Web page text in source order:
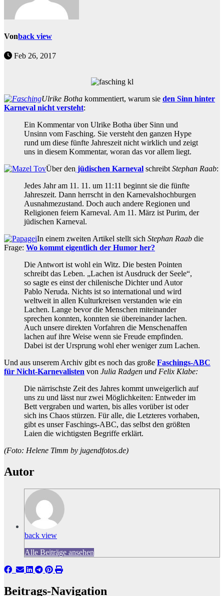
Vonback view
Feb 26, 2017
Ulrike Botha kommentiert, warum sie den Sinn hinter
Karneval nicht versteht:
Ein Kommentar von Ulrike Botha über Sinn und
Unsinn vom Fasching. Sie versteht den ganzen Hype
rund um diese fünfte Jahreszeit nicht wirklich und zeigt
uns in diesem Kommentar, woran das vor allem liegt.
Über den jüdischen Karneval schreibtStephan Raab:
Jedes Jahr am 11. 11. um 11:11 beginnt sie die fünfte
Jahreszeit. Dann herrscht in den Karnevalshochburgen
Ausnahmezustand. Doch auch andere Regionen und
Religionen feiern Karneval. Am 11. März ist Purim, der
jüdischen Karneval.
In einem zweiten Artikel stellt sich Stephan Raab die
Frage: Wo kommt eigentlich der Humor her?
Die Antwort ist wohl ein Witz. Die besten Pointen
schreibt das Leben. „Lachen ist Ausdruck der Seele“,
so sagte es einst der chilenische Dichter und Autor
Pablo Neruda. Nichts ist so international und wird
weltweit in allen Kulturkreisen verstanden wie ein
Lachen. Lange bevor die Menschen miteinander
sprechen konnten, konnten sie übereinander lachen.
Auch unsere direkten Vorfahren die Menschenaffen
lachen auf ihre Weise wenn sie Freude empfinden.
Dabei ist der Ursprung wohl eher weniger zum Lachen.
Und aus unserem Archiv gibt es noch das große Faschings-ABC
für Nicht-Karnevalisten von Julia Radgen und Felix Klabe:
Die närrischste Zeit des Jahres kommt unweigerlich auf
uns zu und lässt nur zwei Möglichkeiten: Entweder im
Bett vergraben und warten, bis alles vorüber ist oder
sich ins Chaos stürzen. Für alle, die Letzteres vorhaben,
gibt es unser Faschings-ABC, das selbst den größten
Laien die wichtigsten Begriffe erklärt.
(Foto: Helene Timm by jugendfotos.de)
Autor
back view
Alle Beiträge ansehen
Beitrags-Navigation